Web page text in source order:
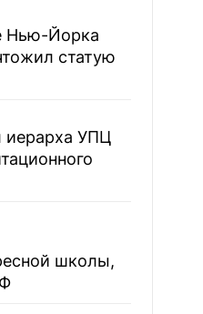
Нью-Йорка
статую
иерарха УПЦ
школы,